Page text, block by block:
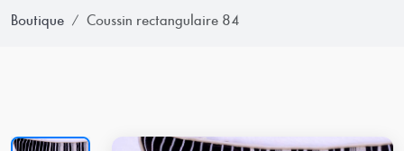
Boutique Coussin rectangulaire 84